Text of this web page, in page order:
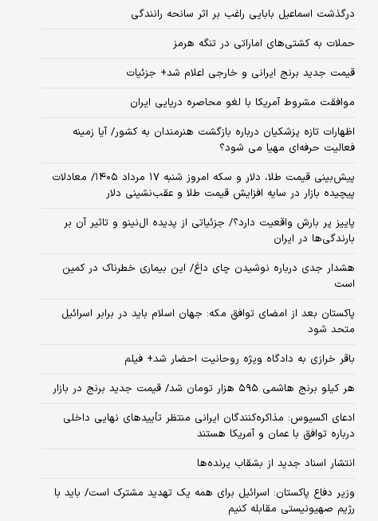
درگذشت اسماعیل بابایی راغب بر اثر سانحه رانندگی
حملات به کشتی‌های اماراتی در تنگه هرمز
قیمت جدید برنج ایرانی و خارجی اعلام شد+ جزئیات
موافقت مشروط آمریکا با لغو محاصره دریایی ایران
اظهارات تازه پزشکیان درباره بازگشت هنرمندان به کشور/ آیا زمینه
فعالیت حرفه‌ای مهیا می شود؟
پیش‌بینی قیمت طلا، دلار و سکه امروز شنبه ۱۷ مرداد ۱۴۰۵/ معادلات
پیچیده بازار در سایه افزایش قیمت طلا و عقب‌نشینی دلار
پاییز پر بارش واقعیت دارد؟/ جزئیاتی از پدیده ال‌نینو و تاثیر آن بر
بارندگی‌ها در ایران
هشدار جدی درباره نوشیدن چای داغ/ این بیماری خطرناک در کمین
است
پاکستان بعد از امضای توافق مکه: جهان اسلام باید در برابر اسرائیل
متحد شود
باقر خرازی به دادگاه ویژه روحانیت احضار شد+ فیلم
هر کیلو برنج هاشمی ۵۹۵ هزار تومان شد/ قیمت جدید برنج در بازار
ادعای اکسیوس: مذاکره‌کنندگان ایرانی منتظر تأییدهای نهایی داخلی
درباره توافق با عمان و آمریکا هستند
انتشار اسناد جدید از بشقاب پرنده‌ها
وزیر دفاع پاکستان: اسرائیل برای همه یک تهدید مشترک است/ باید با
رژیم صهیونیستی مقابله کنیم